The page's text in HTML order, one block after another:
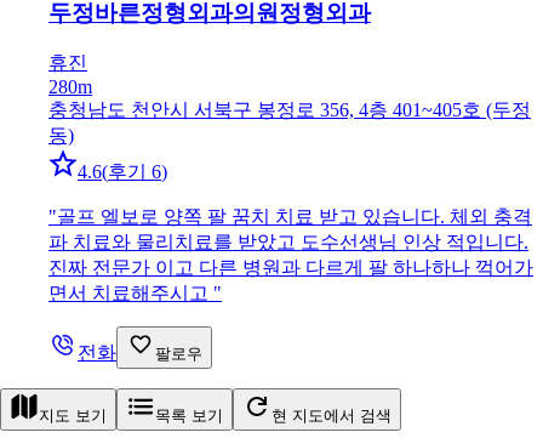
두정바른정형외과의원 정형외과
휴진
280m
충청남도 천안시 서북구 봉정로 356, 4층 401~405호 (두정
동)
4.6(후기 6)
"골프 엘보로 양쪽 팔 꿈치 치료 받고 있습니다. 체외 충격
파 치료와 물리치료를 받았고 도수선생님 인상 적입니다.
진짜 전문가 이고 다른 병원과 다르게 팔 하나하나 꺽어가
면서 치료해주시고 "
전화 팔로우
지도 보기 목록 보기 현 지도에서 검색